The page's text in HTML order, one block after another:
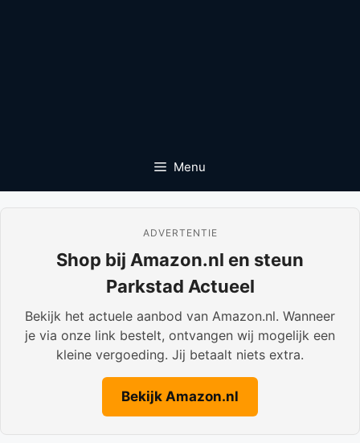
Menu
ADVERTENTIE
Shop bij Amazon.nl en steun
Parkstad Actueel
Bekijk het actuele aanbod van Amazon.nl. Wanneer
je via onze link bestelt, ontvangen wij mogelijk een
kleine vergoeding. Jij betaalt niets extra.
Bekijk Amazon.nl